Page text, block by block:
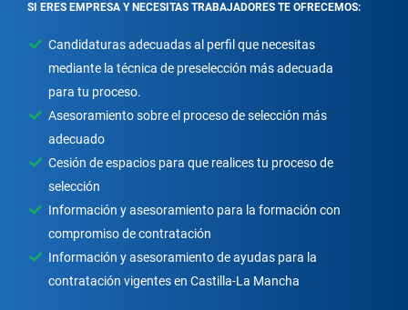
SI ERES EMPRESA Y NECESITAS TRABAJADORES TE OFRECEMOS:
Candidaturas adecuadas al perfil que necesitas
mediante la técnica de preselección más adecuada
para tu proceso.
Asesoramiento sobre el proceso de selección más
adecuado
Cesión de espacios para que realices tu proceso de
selección
Información y asesoramiento para la formación con
compromiso de contratación
Información y asesoramiento de ayudas para la
contratación vigentes en Castilla-La Mancha